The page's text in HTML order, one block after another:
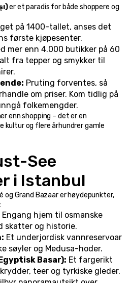
er et paradis for både shoppere og
på 1400-tallet, anses det
første kjøpesenter.
mer enn 4.000 butikker på 60
fra tepper og smykker til
Pruting forventes, så
om priser. Kom tidlig på
folkemengder.
enn shopping – det er en
kultur og flere århundrer gamle
See
i Istanbul
og Grand Bazaar er høydepunkter,
Engang hjem til osmanske
skatter og historie.
Et underjordisk vannreservoar
søyler og Medusa-hoder.
Basar): Et fargerikt
teer og tyrkiske gleder.